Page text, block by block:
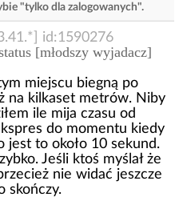
"tylko dla zalogowanych".
id:1590276
[młodszy wyjadacz]
miejscu biegną po
na kilkaset metrów. Niby
ile mija czasu od
do momentu kiedy
jest to około 10 sekund.
Jeśli ktoś myślał że
nie widać jeszcze
skończy.